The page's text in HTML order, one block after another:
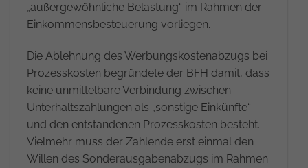
„außergewöhnliche Belastung“ im Rahmen der
Einkommensbesteuerung vorliegen.
Die Ablehnung des Werbungskostenabzugs bei
Prozesskosten begründete der BFH damit, dass
keine unmittelbare Verbindung zwischen
Unterhaltszahlungen als „sonstige Einkünfte“
und den entstandenen Prozesskosten besteht.
Vielmehr muss der Zahlende erst einmal den
Willen des Sonderausgabenabzugs im Rahmen